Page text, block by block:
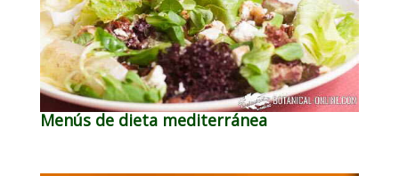
Menús de dieta mediterránea